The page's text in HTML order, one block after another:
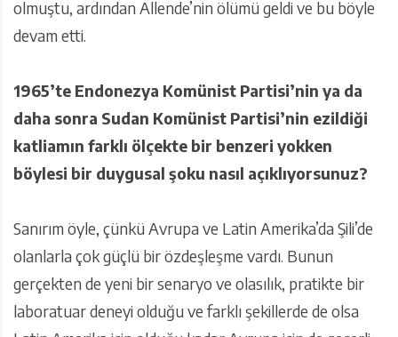
olmuştu, ardından Allende’nin ölümü geldi ve bu böyle
devam etti.
1965’te Endonezya Komünist Partisi’nin ya da
daha sonra Sudan Komünist Partisi’nin ezildiği
katliamın farklı ölçekte bir benzeri yokken
böylesi bir duygusal şoku nasıl açıklıyorsunuz?
Sanırım öyle, çünkü Avrupa ve Latin Amerika’da Şili’de
olanlarla çok güçlü bir özdeşleşme vardı. Bunun
gerçekten de yeni bir senaryo ve olasılık, pratikte bir
laboratuar deneyi olduğu ve farklı şekillerde de olsa